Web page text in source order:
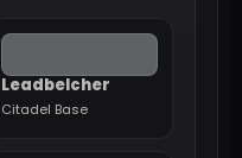
Leadbelcher
Citadel Base